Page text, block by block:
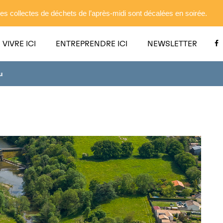
collectes de déchets de l’après-midi sont décalées en soirée.
VIVRE ICI ENTREPRENDRE ICI NEWSLETTER